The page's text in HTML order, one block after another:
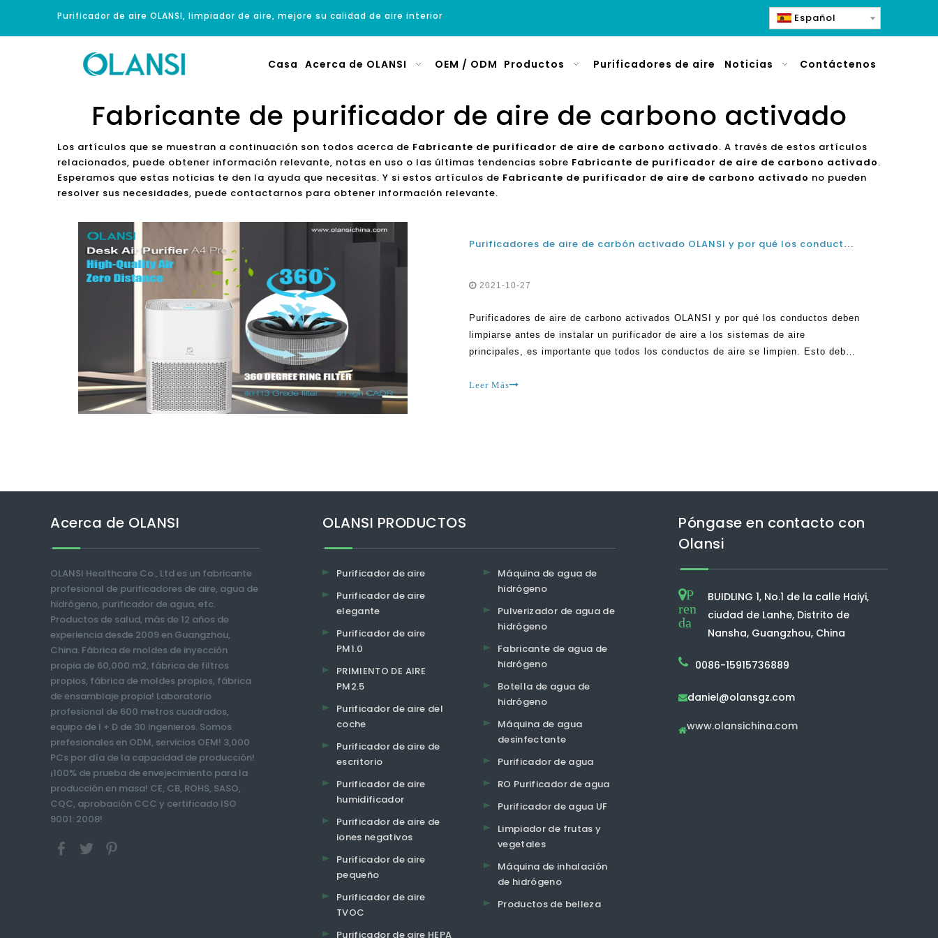
Purificador de aire OLANSI, limpiador de aire, mejore su calidad de aire interior Español
Casa Acerca de OLANSI OEM / ODM Productos Purificadores de aire Noticias Contáctenos
Fabricante de purificador de aire de carbono activado
Los artículos que se muestran a continuación son todos acerca de Fabricante de purificador de aire de carbono activado. A través de estos artículos
relacionados, puede obtener información relevante, notas en uso o las últimas tendencias sobre Fabricante de purificador de aire de carbono activado.
Esperamos que estas noticias te den la ayuda que necesitas. Y si estos artículos de Fabricante de purificador de aire de carbono activado no pueden
resolver sus necesidades, puede contactarnos para obtener información relevante.
Purificadores de aire de carbón activado OLANSI y por qué los conductos deben limpiarse
2021-10-27
Purificadores de aire de carbono activados OLANSI y por qué los conductos deben
limpiarse antes de instalar un purificador de aire a los sistemas de aire
principales, es importante que todos los conductos de aire se limpien. Esto debe
pedirle a una compañía de buena reputación que maneje la tarea
Leer Más
Acerca de OLANSI
OLANSI Healthcare Co., Ltd es un fabricante
profesional de purificadores de aire, agua de
hidrógeno, purificador de agua, etc.
Productos de salud, más de 12 años de
experiencia desde 2009 en Guangzhou,
China. Fábrica de moldes de inyección
propia de 60,000 m2, fábrica de filtros
propios, fábrica de moldes propios, fábrica
de ensamblaje propia! Laboratorio
profesional de 600 metros cuadrados,
equipo de I + D de 30 ingenieros. Somos
prefesionales en ODM, servicios OEM! 3,000
PCs por día de la capacidad de producción!
¡100% de prueba de envejecimiento para la
producción en masa! CE, CB, ROHS, SASO,
CQC, aprobación CCC y certificado ISO
9001: 2008!
OLANSI PRODUCTOS
Purificador de aire
Purificador de aire
elegante
Purificador de aire
PM1.0
PRIMIENTO DE AIRE
PM2.5
Purificador de aire del
coche
Purificador de aire de
escritorio
Purificador de aire
humidificador
Purificador de aire de
iones negativos
Purificador de aire
pequeño
Purificador de aire
TVOC
Purificador de aire HEPA
Máquina de agua de
hidrógeno
Pulverizador de agua de
hidrógeno
Fabricante de agua de
hidrógeno
Botella de agua de
hidrógeno
Máquina de agua
desinfectante
Purificador de agua
RO Purificador de agua
Purificador de agua UF
Limpiador de frutas y
vegetales
Máquina de inhalación
de hidrógeno
Productos de belleza
Póngase en contacto con
Olansi
P
ren
da
BUIDLING 1, No.1 de la calle Haiyi,
ciudad de Lanhe, Distrito de
Nansha, Guangzhou, China
0086-15915736889
daniel@olansgz.com
www.olansichina.com